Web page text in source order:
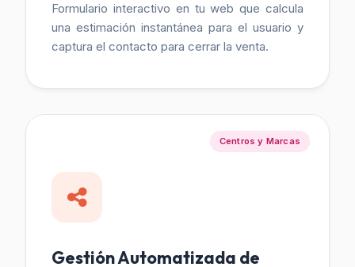
Formulario interactivo en tu web que calcula
una estimación instantánea para el usuario y
captura el contacto para cerrar la venta.
Centros y Marcas
Gestión Automatizada de